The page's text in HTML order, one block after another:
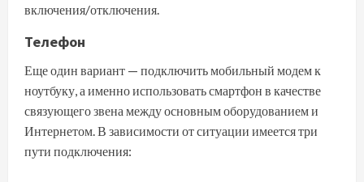
включения/отключения.
Телефон
Еще один вариант — подключить мобильный модем к
ноутбуку, а именно использовать смартфон в качестве
связующего звена между основным оборудованием и
Интернетом. В зависимости от ситуации имеется три
пути подключения: